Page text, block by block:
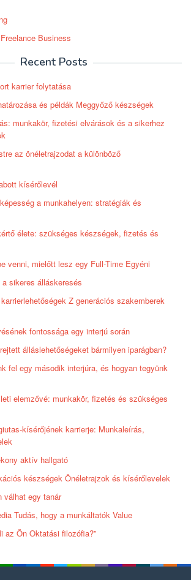
Business
Recent Posts
karrier folytatása
és példák Meggyőző készségek
munkakör, fizetési elvárások és a sikerhez
az önéletrajzodat a különböző
kísérőlevél
a munkahelyen: stratégiák és
élete: szükséges készségek, fizetés és
venni, mielőtt lesz egy Full-Time Egyéni
sikeres álláskeresés
Z generációs szakemberek
fontossága egy interjú során
álláslehetőségeket bármilyen iparágban?
fel egy második interjúra, és hogyan tegyünk
elemzővé: munkakör, fizetés és szükséges
kísérőjének karrierje: Munkaleírás,
aktív hallgató
készségek Önéletrajzok és kísérőlevelek
válhat egy tanár
Tudás, hogy a munkáltatók Value
az Ön Oktatási filozófia?”